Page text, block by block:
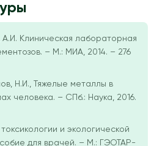
А.И. Клиническая лабораторная
– М.: МИА, 2014. – 276
Н.И., Тяжелые металлы в
человека. – СПб.: Наука, 2016.
и экологической
для врачей. – М.: ГЭОТАР-